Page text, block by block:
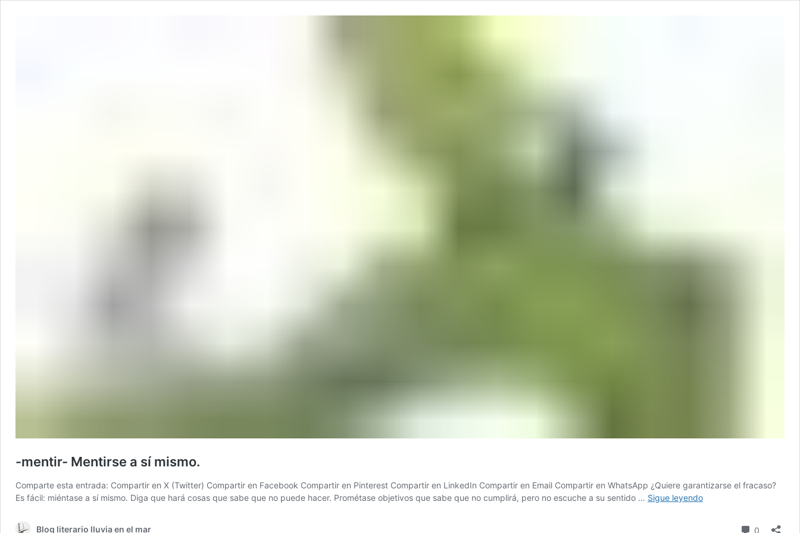
-mentir- Mentirse a sí mismo.
Comparte esta entrada: Compartir en X (Twitter) Compartir en Facebook Compartir en Pinterest Compartir en LinkedIn Compartir en Email Compartir en WhatsApp ¿Quiere garantizarse el fracaso?
Es fácil: miéntase a sí mismo. Diga que hará cosas que sabe que no puede hacer. Prométase objetivos que sabe que no cumplirá, pero no escuche a su sentido … Sigue leyendo-
Blog literario lluvia en el mar 0